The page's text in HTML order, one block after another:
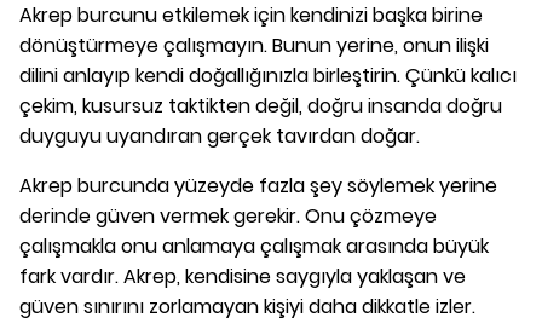
Akrep burcunu etkilemek için kendinizi başka birine
dönüştürmeye çalışmayın. Bunun yerine, onun ilişki
dilini anlayıp kendi doğallığınızla birleştirin. Çünkü kalıcı
çekim, kusursuz taktikten değil, doğru insanda doğru
duyguyu uyandıran gerçek tavırdan doğar.
Akrep burcunda yüzeyde fazla şey söylemek yerine
derinde güven vermek gerekir. Onu çözmeye
çalışmakla onu anlamaya çalışmak arasında büyük
fark vardır. Akrep, kendisine saygıyla yaklaşan ve
güven sınırını zorlamayan kişiyi daha dikkatle izler.